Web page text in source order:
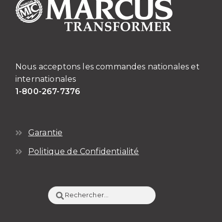
Nous acceptons les commandes nationales et
internationales
1-800-267-7376
Garantie
Politique de Confidentialité
Rechercher :